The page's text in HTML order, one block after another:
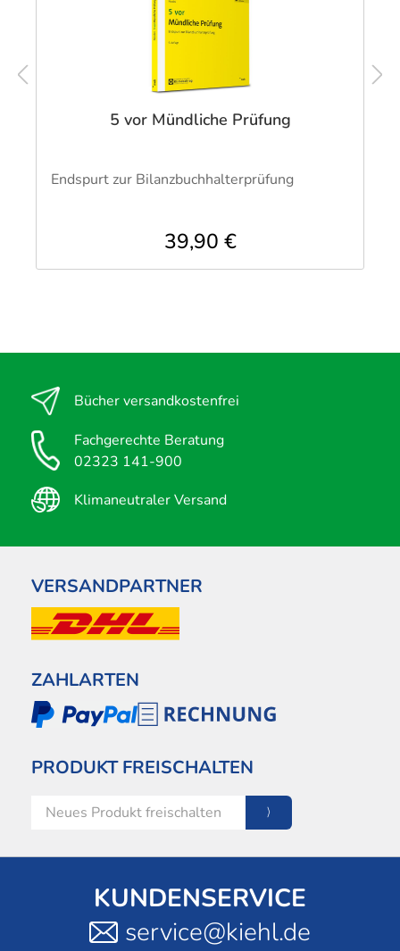
5 vor Mündliche Prüfung
Endspurt zur Bilanzbuchhalterprüfung
39,90 €
Bücher versandkostenfrei
Fachgerechte Beratung
02323 141-900
Klimaneutraler Versand
VERSANDPARTNER
ZAHLARTEN
PRODUKT FREISCHALTEN
KUNDENSERVICE
service@kiehl.de